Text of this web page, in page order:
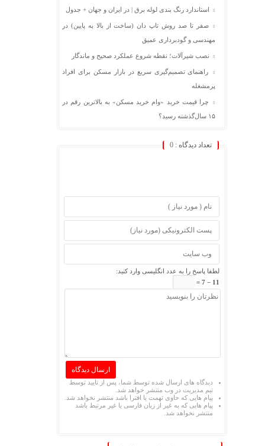
استاندارد رنگ بندی لوله برق | در ایران و جهان + جدول
صفر تا صد روش تاپ دان (ساخت از بالا به پایین) در
مهندسی و گودبرداری عمیق
نصب شیرآلات؛ نقطه شروع عملکرد صحیح و ماندگار
راهنمای تصمیم‌گیری سریع در بازار مسکن برای افراد
پرمشغله
چرا قیمت خرید «وام خرید مسکن» به بالاترین رقم در
۱۵ سال‌گذشته رسید؟
تعداد دیدگاه : 0
لطفا پاسخ را به عدد انگلیسی وارد کنید:
11 − 7 =
دیدگاه های ارسال شده توسط شما، پس از تایید توسط
تیم مدیریت در وب منتشر خواهد شد.
پیام هایی که حاوی تهمت یا افترا باشد منتشر نخواهد شد.
پیام هایی که به غیر از زبان فارسی یا غیر مرتبط باشد
منتشر نخواهد شد.